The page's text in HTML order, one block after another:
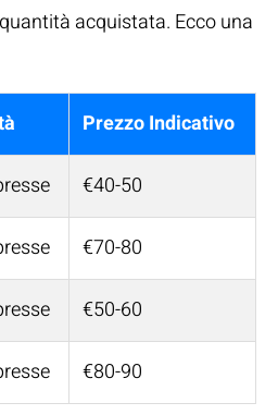
acquistata. Ecco una
Prezzo Indicativo
€40-50
€70-80
€50-60
€80-90